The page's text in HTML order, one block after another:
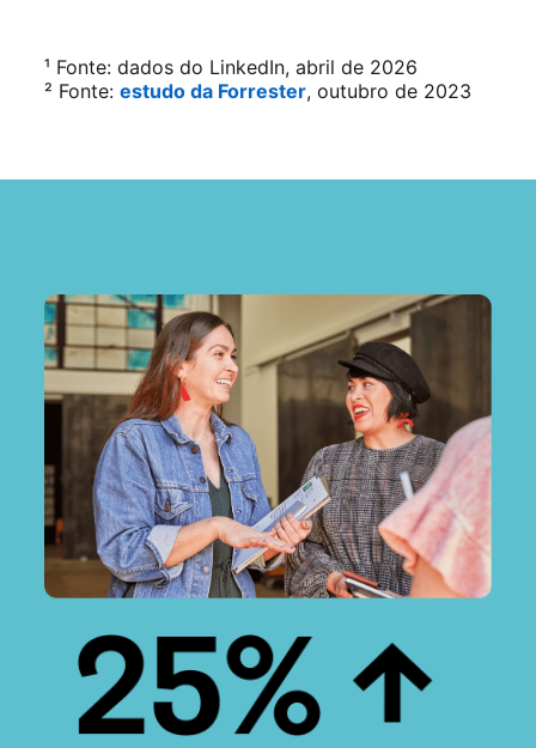
¹ Fonte: dados do LinkedIn, abril de 2026
² Fonte:estudo da Forresteropens in a new tab
, outubro de 2023